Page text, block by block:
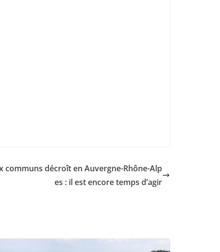
communs décroît en Auvergne-Rhône-Alp
es : il est encore temps d’agir